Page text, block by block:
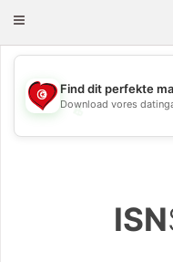
Toggle
💖
Find dit perfekte
Download vores
ISN